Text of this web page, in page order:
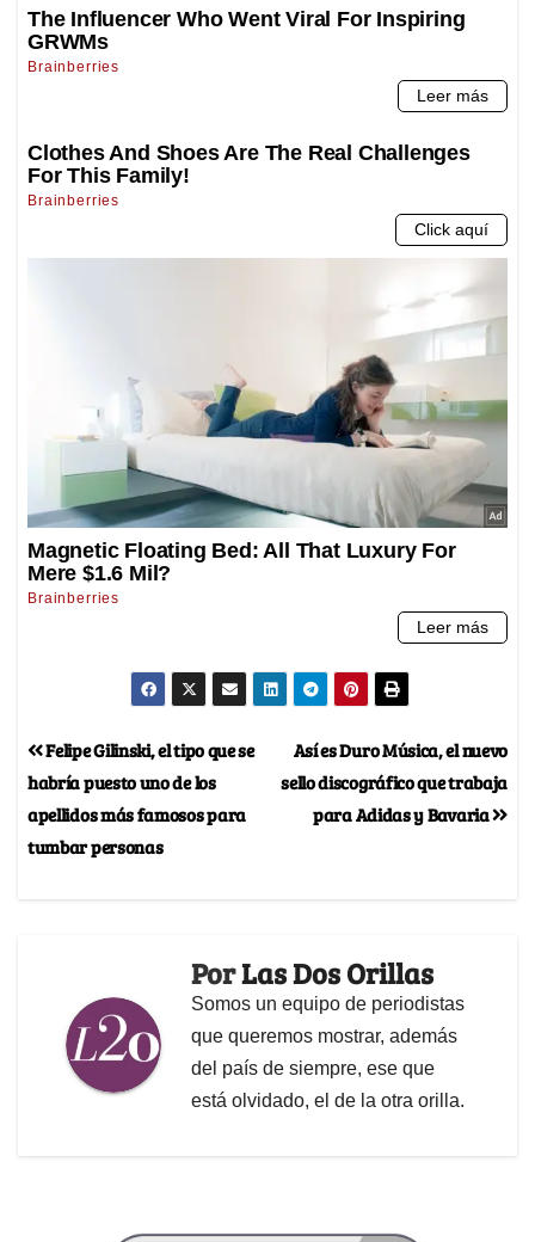
Así es Duro Música, el nuevo
sello discográfico que trabaja
para Adidas y Bavaria
Felipe Gilinski, el tipo que se
habría puesto uno de los
apellidos más famosos para
tumbar personas
PorLas Dos Orillas
Somos un equipo de periodistas
que queremos mostrar, además
del país de siempre, ese que
está olvidado, el de la otra orilla.